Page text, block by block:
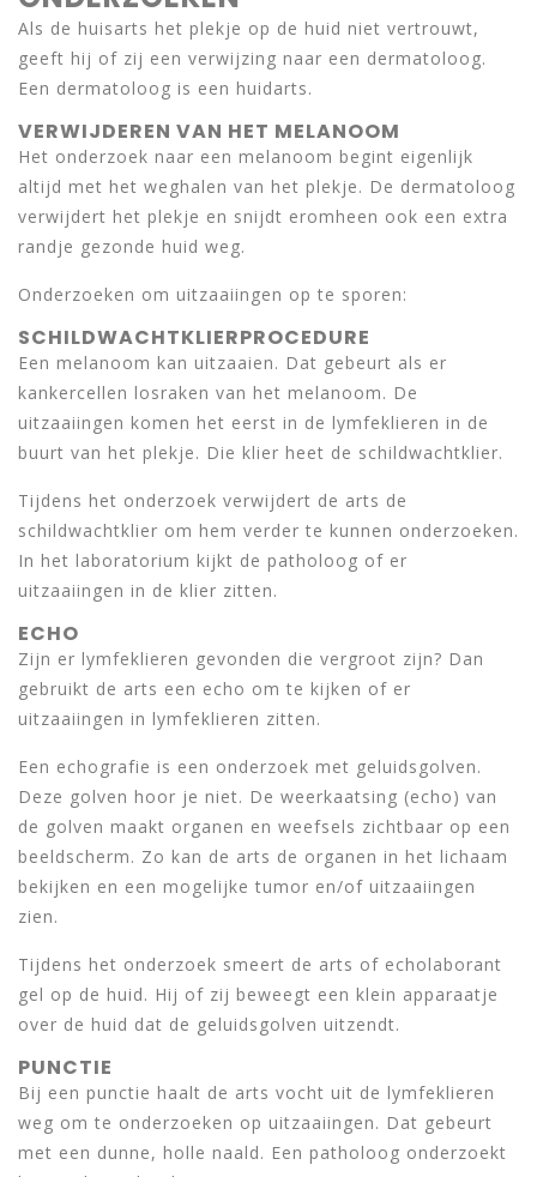
Als de huisarts het plekje op de huid niet vertrouwt,
geeft hij of zij een verwijzing naar een dermatoloog.
Een dermatoloog is een huidarts.
VERWIJDEREN VAN HET MELANOOM
Het onderzoek naar een melanoom begint eigenlijk
altijd met het weghalen van het plekje. De dermatoloog
verwijdert het plekje en snijdt eromheen ook een extra
randje gezonde huid weg.
Onderzoeken om uitzaaiingen op te sporen:
SCHILDWACHTKLIERPROCEDURE
Een melanoom kan uitzaaien. Dat gebeurt als er
kankercellen losraken van het melanoom. De
uitzaaiingen komen het eerst in de lymfeklieren in de
buurt van het plekje. Die klier heet de schildwachtklier.
Tijdens het onderzoek verwijdert de arts de
schildwachtklier om hem verder te kunnen onderzoeken.
In het laboratorium kijkt de patholoog of er
uitzaaiingen in de klier zitten.
ECHO
Zijn er lymfeklieren gevonden die vergroot zijn? Dan
gebruikt de arts een echo om te kijken of er
uitzaaiingen in lymfeklieren zitten.
Een echografie is een onderzoek met geluidsgolven.
Deze golven hoor je niet. De weerkaatsing (echo) van
de golven maakt organen en weefsels zichtbaar op een
beeldscherm. Zo kan de arts de organen in het lichaam
bekijken en een mogelijke tumor en/of uitzaaiingen
zien.
Tijdens het onderzoek smeert de arts of echolaborant
gel op de huid. Hij of zij beweegt een klein apparaatje
over de huid dat de geluidsgolven uitzendt.
PUNCTIE
Bij een punctie haalt de arts vocht uit de lymfeklieren
weg om te onderzoeken op uitzaaiingen. Dat gebeurt
met een dunne, holle naald. Een patholoog onderzoekt